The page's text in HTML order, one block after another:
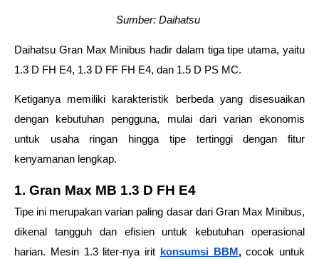
Sumber: Daihatsu
Daihatsu Gran Max Minibus hadir dalam tiga tipe utama, yaitu
1.3 D FH E4, 1.3 D FF FH E4, dan 1.5 D PS MC.
Ketiganya memiliki karakteristik berbeda yang disesuaikan
dengan kebutuhan pengguna, mulai dari varian ekonomis
untuk usaha ringan hingga tipe tertinggi dengan fitur
kenyamanan lengkap.
1. Gran Max MB 1.3 D FH E4
Tipe ini merupakan varian paling dasar dari Gran Max Minibus,
dikenal tangguh dan efisien untuk kebutuhan operasional
harian. Mesin 1.3 liter-nya irit
konsumsi BBM , cocok untuk